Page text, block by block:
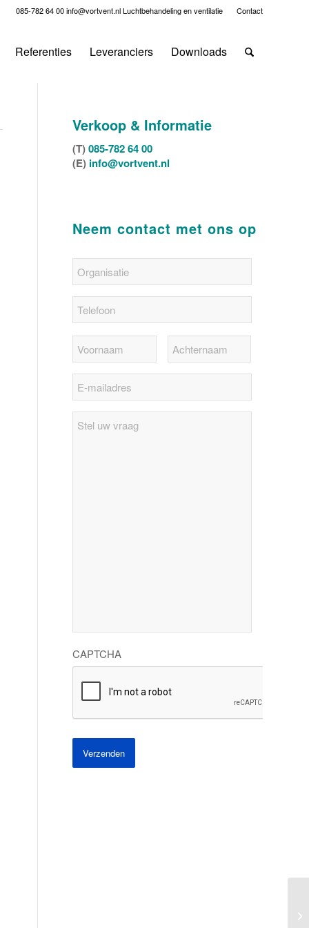
Contact
085-782 64 00info@vortvent.nlLuchtbehandeling en ventilatie
Referenties Leveranciers Downloads
Verkoop & Informatie
(T)085-782 64 00
(E) info@vortvent.nl
Neem contact met ons op
uw
CAPTCHA